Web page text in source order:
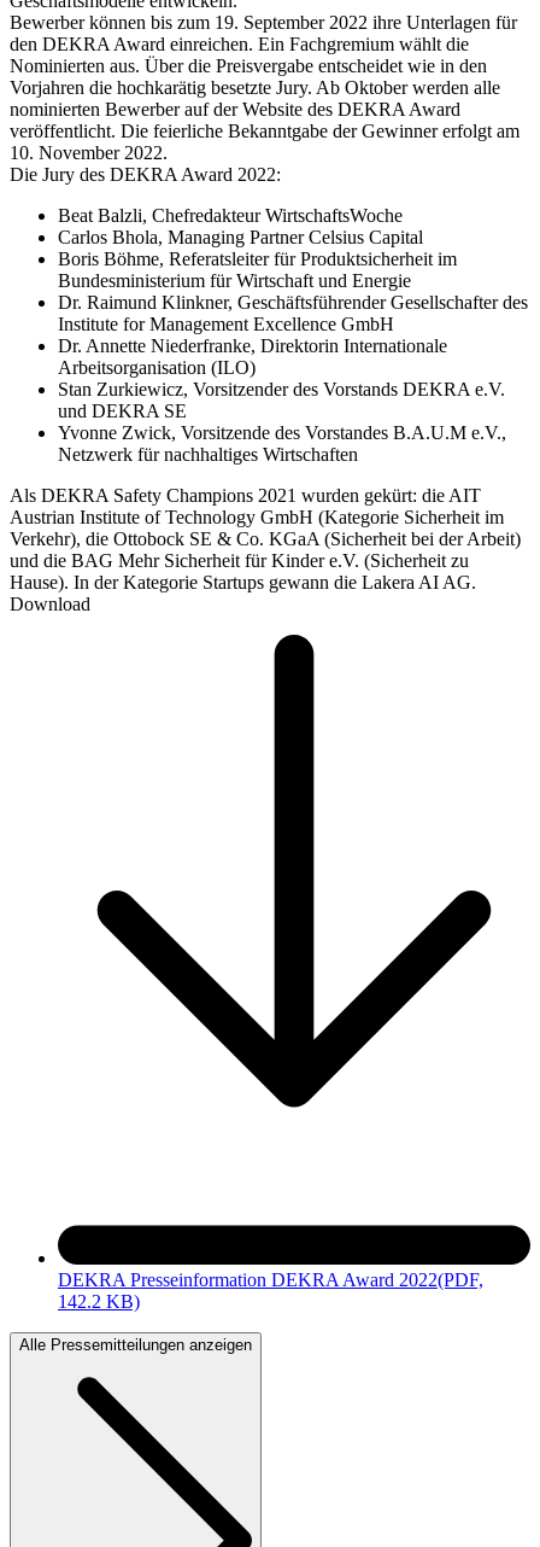
Bewerber können bis zum 19. September 2022 ihre Unterlagen für
den DEKRA Award einreichen. Ein Fachgremium wählt die
Nominierten aus. Über die Preisvergabe entscheidet wie in den
Vorjahren die hochkarätig besetzte Jury. Ab Oktober werden alle
nominierten Bewerber auf der Website des DEKRA Award
veröffentlicht. Die feierliche Bekanntgabe der Gewinner erfolgt am
10. November 2022.
Die Jury des DEKRA Award 2022:
Beat Balzli, Chefredakteur WirtschaftsWoche
Carlos Bhola, Managing Partner Celsius Capital
Boris Böhme, Referatsleiter für Produktsicherheit im
Bundesministerium für Wirtschaft und Energie
Dr. Raimund Klinkner, Geschäftsführender Gesellschafter des
Institute for Management Excellence GmbH
Dr. Annette Niederfranke, Direktorin Internationale
Arbeitsorganisation (ILO)
Stan Zurkiewicz, Vorsitzender des Vorstands DEKRA e.V.
und DEKRA SE
Yvonne Zwick, Vorsitzende des Vorstandes B.A.U.M e.V.,
Netzwerk für nachhaltiges Wirtschaften
Als DEKRA Safety Champions 2021 wurden gekürt: die AIT
Austrian Institute of Technology GmbH (Kategorie Sicherheit im
Verkehr), die Ottobock SE & Co. KGaA (Sicherheit bei der Arbeit)
und die BAG Mehr Sicherheit für Kinder e.V. (Sicherheit zu
Hause). In der Kategorie Startups gewann die Lakera AI AG.
Download
DEKRA Presseinformation DEKRA Award 2022(PDF,
142.2 KB)
Alle Pressemitteilungen anzeigen